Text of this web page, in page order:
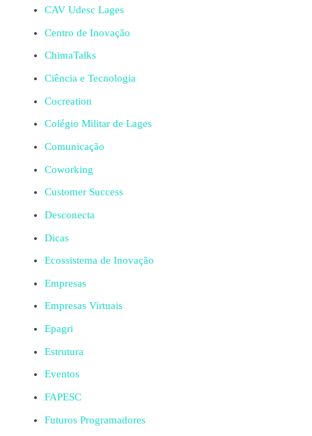
CAV Udesc Lages
Centro de Inovação
ChimaTalks
Ciência e Tecnologia
Cocreation
Colégio Militar de Lages
Comunicação
Coworking
Customer Success
Desconecta
Dicas
Ecossistema de Inovação
Empresas
Empresas Virtuais
Epagri
Estrutura
Eventos
FAPESC
Futuros Programadores